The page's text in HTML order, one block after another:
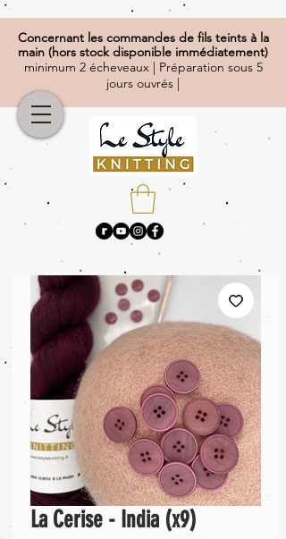
Concernantles commandes de fils teints à la
main (hors stock disponible immédiatement)
minimum 2 écheveaux | Préparation sous 5
jours ouvrés |
La Cerise - India (x9)